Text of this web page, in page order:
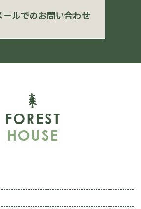
ールでのお問い合わせ